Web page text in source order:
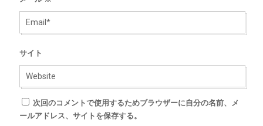
サイト
次回のコメントで使用するためブラウザーに自分の名前、メ
ールアドレス、サイトを保存する。